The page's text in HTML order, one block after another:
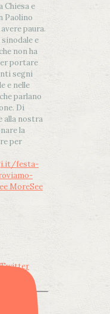
Chiesa e
Paolino
paura.
e
non ha
portare
segni
e nelle
parlano
Di
alla nostra
la
per
festa-
MoreSee
Twitter